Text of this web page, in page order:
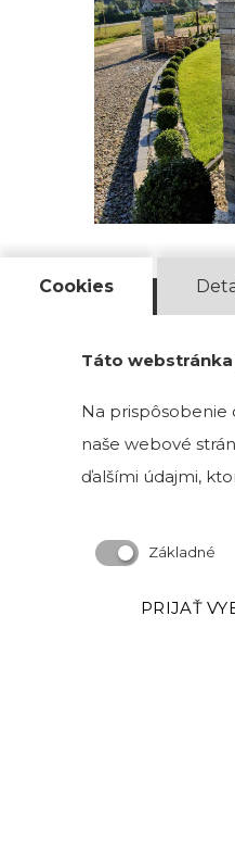
ADRESA
Magnetová 13
831 04 Bratislava
Podvysoká 174
IČO: 53829191
Cookies
Táto
Na prispôsobenie
naše webové
ďalšími údajmi,
Základné
PRIJAŤ